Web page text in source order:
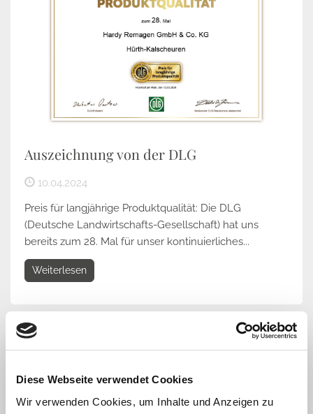
Diese Webseite verwendet Cookies
Wir verwenden Cookies, um Inhalte und Anzeigen zu
Auszeichnung von der DLG
10.04.2024
Preis für langjährige Produktqualität: Die DLG
(Deutsche Landwirtschafts-Gesellschaft) hat uns
bereits zum 28. Mal für unser kontinuierliches...
Weiterlesen